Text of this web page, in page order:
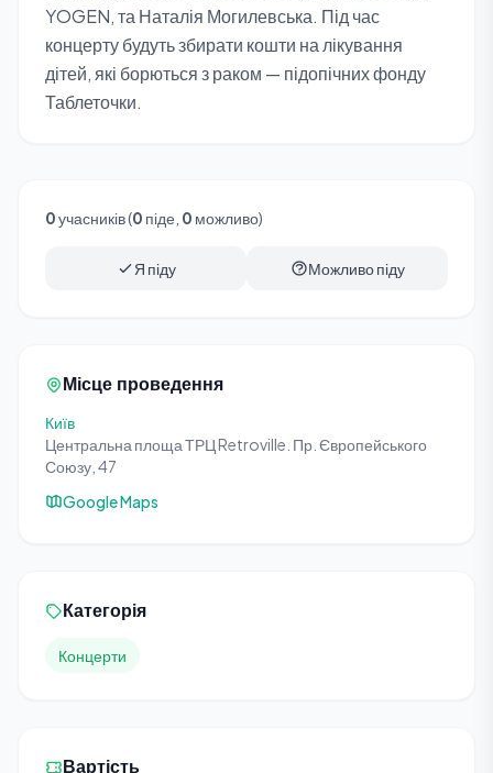
YOGEN, та Наталія Могилевська. Під час
концерту будуть збирати кошти на лікування
дітей, які борються з раком — підопічних фонду
Таблеточки.
0учасників (0 піде, 0 можливо)
Я піду Можливо піду
Місце проведення
Київ
Центральна площа ТРЦ Retroville. Пр. Європейського
Союзу, 47
Google Maps
Категорія
Концерти
Вартість